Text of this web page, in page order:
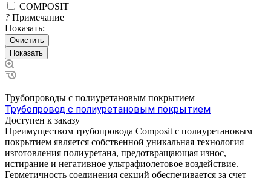
COMPOSIT
? Примечание
Показать:
Очистить
Трубопроводы с полиуретановым покрытием
Трубопровод с полиуретановым покрытием
Доступен к заказу
Преимуществом трубопровода Composit c полиуретановым
покрытием является собственной уникальная технология
изготовления полиуретана, предотвращающая износ,
истирание и негативное ультрафиолетовое воздействие.
Герметичность соединения секций обеспечивается за счет